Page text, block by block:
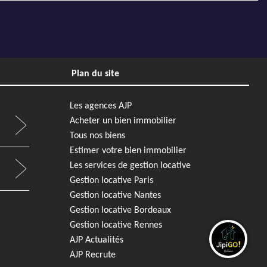
Plan du site
Les agences AJP
Acheter un bien immobilier
Tous nos biens
Estimer votre bien immobilier
Les services de gestion locative
Gestion locative Paris
Gestion locative Nantes
Gestion locative Bordeaux
Gestion locative Rennes
AJP Actualités
AJP Recrute